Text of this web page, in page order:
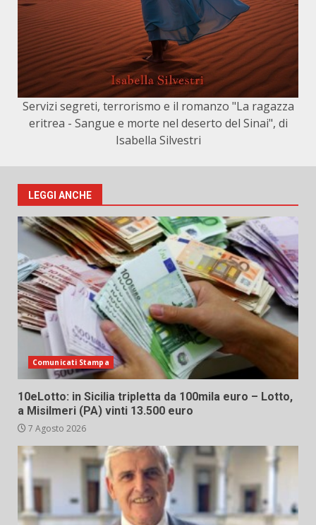
Servizi segreti, terrorismo e il romanzo "La ragazza
eritrea - Sangue e morte nel deserto del Sinai", di
Isabella Silvestri
LEGGI ANCHE
Comunicati Stampa
10eLotto: in Sicilia tripletta da 100mila euro – Lotto,
a Misilmeri (PA) vinti 13.500 euro
7 Agosto 2026